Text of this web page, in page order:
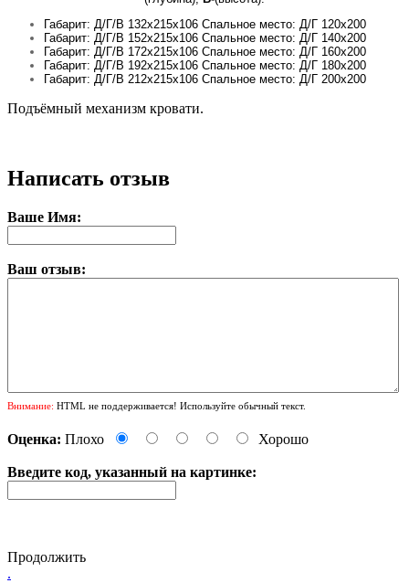
Габарит: Д/Г/В 132х215х106 Спальное место: Д/Г 120х200
Габарит: Д/Г/В 152х215х106 Спальное место: Д/Г 140х200
Габарит: Д/Г/В 172х215х106 Спальное место: Д/Г 160х200
Габарит: Д/Г/В 192х215х106 Спальное место: Д/Г 180х200
Габарит: Д/Г/В 212х215х106 Спальное место: Д/Г 200х200
Подъёмный механизм кровати.
Написать отзыв
Ваше Имя:
Ваш отзыв:
Внимание: HTML не поддерживается! Используйте обычный текст.
Оценка: Плохо Хорошо
Введите код, указанный на картинке:
Продолжить
.